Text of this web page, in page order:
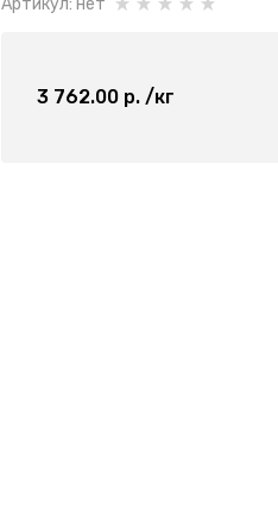
Артикул: нет
3 762.00 р. /кг